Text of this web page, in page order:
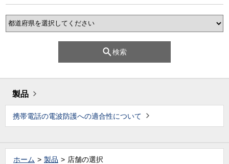
検索
製品
携帯電話の電波防護への適合性について
ホーム 製品 店舗の選択